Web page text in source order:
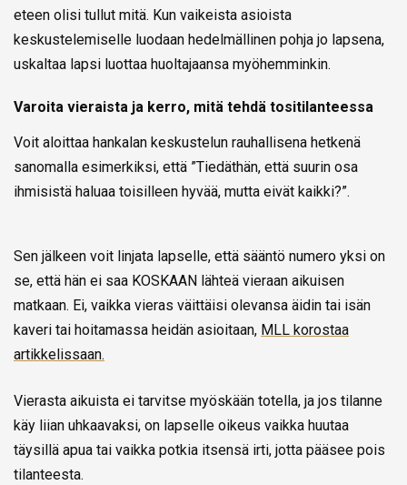
eteen olisi tullut mitä. Kun vaikeista asioista
keskustelemiselle luodaan hedelmällinen pohja jo lapsena,
uskaltaa lapsi luottaa huoltajaansa myöhemminkin.
Varoita vieraista ja kerro, mitä tehdä tositilanteessa
Voit aloittaa hankalan keskustelun rauhallisena hetkenä
sanomalla esimerkiksi, että ”Tiedäthän, että suurin osa
ihmisistä haluaa toisilleen hyvää, mutta eivät kaikki?”.
Sen jälkeen voit linjata lapselle, että sääntö numero yksi on
se, että hän ei saa KOSKAAN lähteä vieraan aikuisen
matkaan. Ei, vaikka vieras väittäisi olevansa äidin tai isän
kaveri tai hoitamassa heidän asioitaan, MLL korostaa
artikkelissaan.
Vierasta aikuista ei tarvitse myöskään totella, ja jos tilanne
käy liian uhkaavaksi, on lapselle oikeus vaikka huutaa
täysillä apua tai vaikka potkia itsensä irti, jotta pääsee pois
tilanteesta.